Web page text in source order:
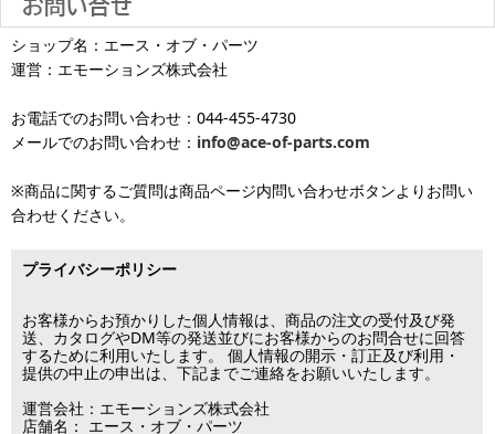
※銀行振り込み・郵便振替・コンビニ決済・PayPayオンライン決済
の場合、ご入金確認後の発送となります。
※お届け先が異なる場合は別途お届け先分の送料がかかります。
沖縄へのお届けは、送料とは別に地域料金が発生します。サイズに
より金額が異なるので、詳しい料金については
となります（当日・土日祝日出荷不可）
商品到着後1週間以内であれば、初期不良の受け付けを行います。
返品対応の詳細、各種保証については
をご覧ください。
■お届けについて
お届け日のご指定がない場合は、最短出荷・最短到着で発送いたし
ます。
平日は15時・土曜は11時・日曜祝日は10時までのご注文で当日出荷
が可能です。
済・代引決済のみ当日出荷が可能です。
※クレジットカード・代引き決済以外のお支払方法を選択されてい
※メーカー発注品は除きます。
土 日 祝日も
発送しています
※出荷休業日を除く
この日は出荷業務を行いませんので予めご了承下さい。
■営業日
営業時間：09:30～17:30
ショップ名：エース・オブ・パーツ
運営：エモーションズ株式会社
お電話でのお問い合わせ：044-455-4730
メールでのお問い合わせ： info@ace-of-parts.com
※商品に関するご質問は商品ページ内問い合わせボタンよりお問い
合わせください。
プライバシーポリシー
お客様からお預かりした個人情報は、商品の注文の受付及び発
送、カタログやDM等の発送並びにお客様からのお問合せに回答
するために利用いたします。 個人情報の開示・訂正及び利用・
提供の中止の申出は、下記までご連絡をお願いいたします。
運営会社：エモーションズ株式会社
店舗名： エース・オブ・パーツ